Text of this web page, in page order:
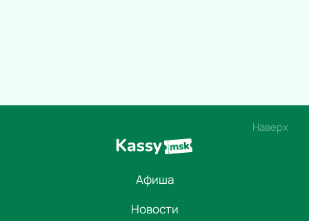
Наверх
Афиша
Новости